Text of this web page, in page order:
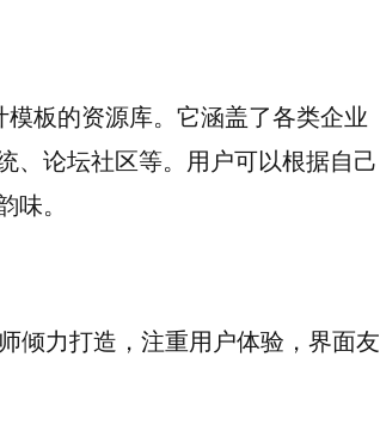
板的资源库。它涵盖了各类企业
、论坛社区等。用户可以根据自己
。
倾力打造，注重用户体验，界面友